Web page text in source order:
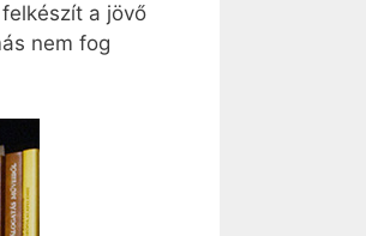
a jövő
nem fog